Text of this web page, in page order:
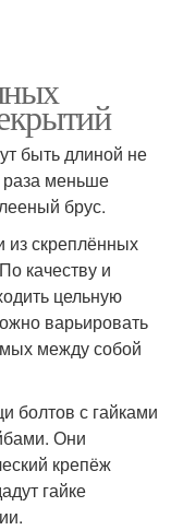
быть длиной не
раза меньше
брус.
из скреплённых
качеству и
цельную
варьировать
между собой
болтов с гайками
Они
крепёж
гайке